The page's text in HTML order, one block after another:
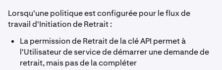
Lorsqu'une politique est configurée pour le flux de
travail d'Initiation de Retrait :
La permission de Retrait de la clé API permet à
l'Utilisateur de service de démarrer une demande de
retrait, mais pas de la compléter